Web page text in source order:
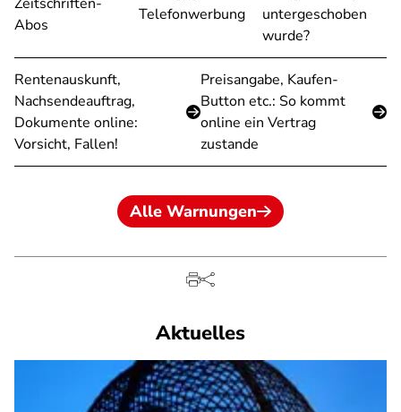
Abos
Telefonwerbung
untergeschoben
wurde?
Rentenauskunft,
Nachsendeauftrag,
Dokumente online:
Vorsicht, Fallen!
Preisangabe, Kaufen-
Button etc.: So kommt
online ein Vertrag
zustande
Alle Warnungen
Aktuelles